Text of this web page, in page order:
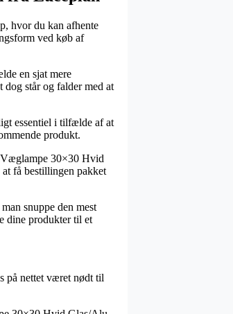
hvor du kan afhente
ved køb af
en sjat mere
står og falder med at
essentiel i tilfælde af at
produkt.
Væglampe 30×30 Hvid
få bestillingen pakket
snuppe den mest
dine produkter til et
på nettet været nødt til